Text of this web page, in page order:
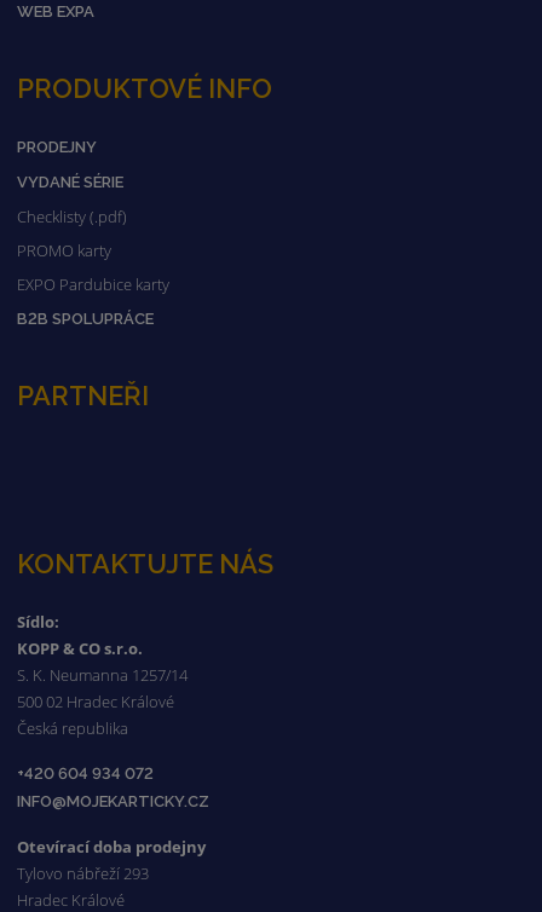
WEB EXPA
PRODUKTOVÉ INFO
PRODEJNY
VYDANÉ SÉRIE
Checklisty (.pdf)
PROMO karty
EXPO Pardubice karty
B2B SPOLUPRÁCE
PARTNEŘI
KONTAKTUJTE NÁS
Sídlo:
KOPP & CO s.r.o.
S. K. Neumanna 1257/14
500 02 Hradec Králové
Česká republika
+420 604 934 072
INFO@MOJEKARTICKY.CZ
Otevírací doba prodejny
Tylovo nábřeží 293
Hradec Králové